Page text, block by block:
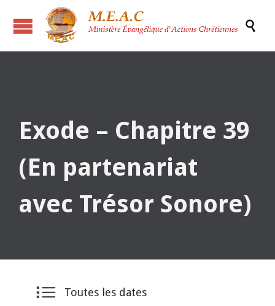

Exode – Chapitre 39
(En partenariat
avec Trésor Sonore)
 Toutes les dates